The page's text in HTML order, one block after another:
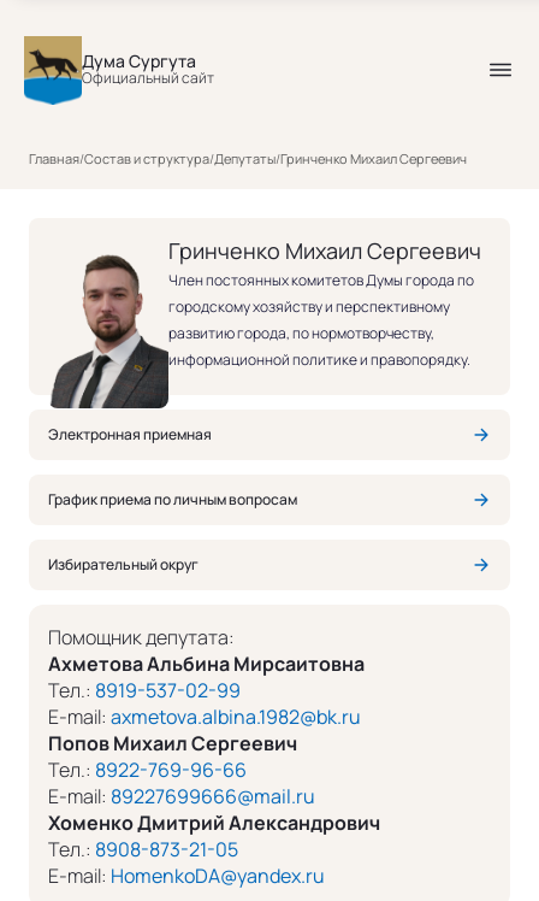
Дума Сургута
Официальный сайт
Главная/Состав и структура/Депутаты/Гринченко Михаил Сергеевич
Гринченко Михаил Сергеевич
Член постоянных комитетов Думы города по
городскому хозяйству и перспективному
развитию города, по нормотворчеству,
информационной политике и правопорядку.
Электронная приемная
График приема по личным вопросам
Помощник депутата:
Ахметова Альбина Мирсаитовна
Тел.: 8919-537-02-99
E-mail: axmetova.albina.1982@bk.ru
Попов Михаил Сергеевич
Тел.: 8922-769-96-66
E-mail: 89227699666@mail.ru
Хоменко Дмитрий Александрович
Тел.: 8908-873-21-05
E-mail: HomenkoDA@yandex.ru
Избирательный округ